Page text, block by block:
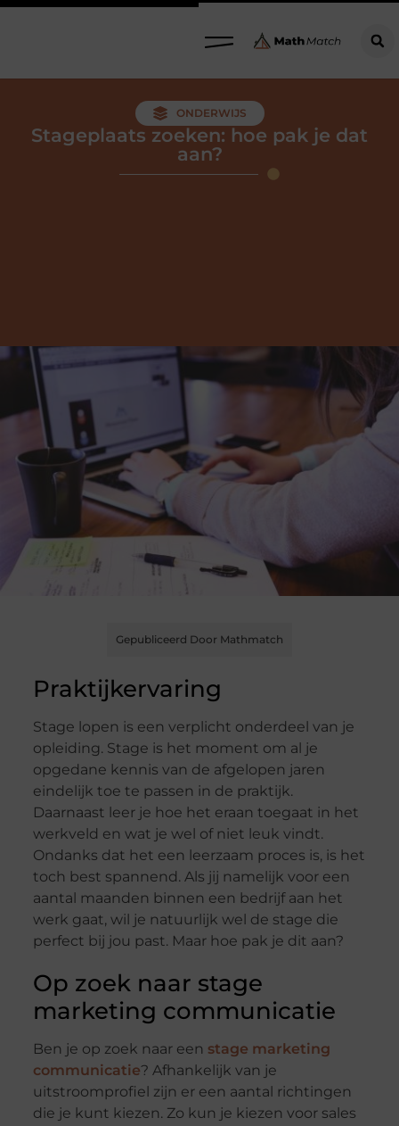
ONDERWIJS
Stageplaats zoeken: hoe pak je dat
aan?
Gepubliceerd Door Mathmatch
Praktijkervaring
Stage lopen is een verplicht onderdeel van je
opleiding. Stage is het moment om al je
opgedane kennis van de afgelopen jaren
eindelijk toe te passen in de praktijk.
Daarnaast leer je hoe het eraan toegaat in het
werkveld en wat je wel of niet leuk vindt.
Ondanks dat het een leerzaam proces is, is het
toch best spannend. Als jij namelijk voor een
aantal maanden binnen een bedrijf aan het
werk gaat, wil je natuurlijk wel de stage die
perfect bij jou past. Maar hoe pak je dit aan?
Op zoek naar stage
marketing communicatie
Ben je op zoek naar een stage marketing
communicatie? Afhankelijk van je
uitstroomprofiel zijn er een aantal richtingen
die je kunt kiezen. Zo kun je kiezen voor sales